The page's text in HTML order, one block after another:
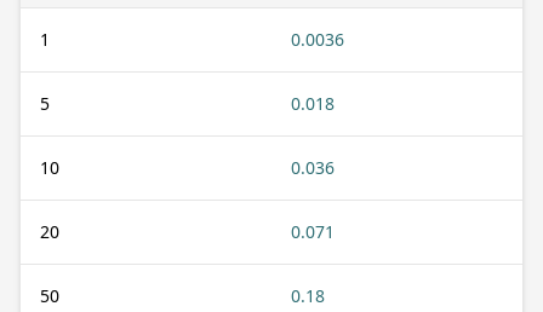
1 0.0036
5 0.018
10 0.036
20 0.071
50 0.18